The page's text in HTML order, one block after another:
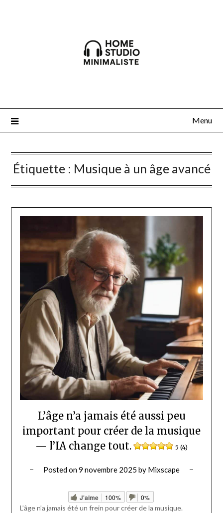
Menu
Étiquette : Musique à un âge avancé
L’âge n’a jamais été aussi peu
important pour créer de la musique
— l’IA change tout.
5 (4)
Posted on9 novembre 2025 by Mixscape
J'aime 100%
0%
L’âge n’a jamais été un frein pour créer de la musique.